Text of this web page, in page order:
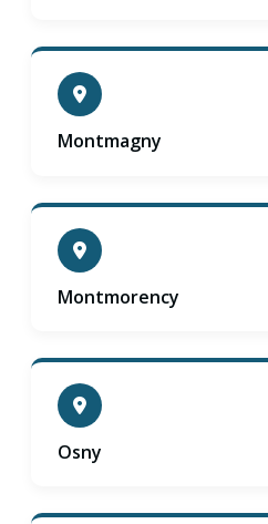
Montmagny
Montmorency
Osny